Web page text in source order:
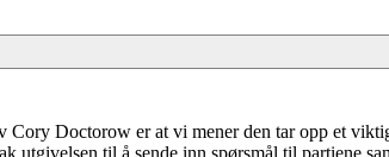
Cory Doctorow er at vi mener den tar opp et
utgivelsen til å sende inn spørsmål til partiene